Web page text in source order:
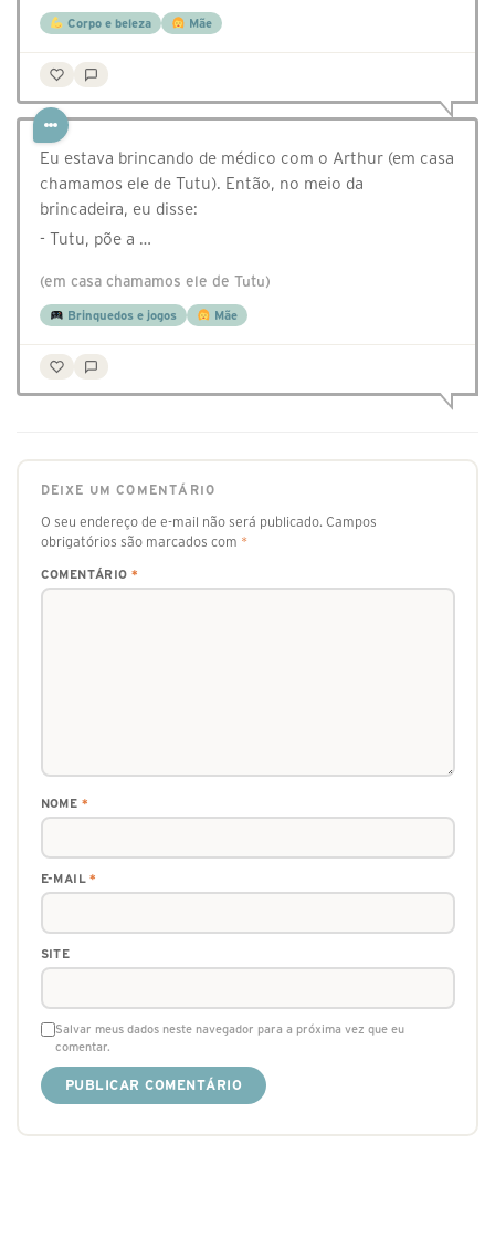
Corpo e beleza Mãe
Eu estava brincando de médico com o Arthur (em casa
chamamos ele de Tutu). Então, no meio da
brincadeira, eu disse:
- Tutu, põe a …
(em casa chamamos ele de Tutu)
Brinquedos e jogos Mãe
DEIXE UM COMENTÁRIO
O seu endereço de e-mail não será publicado. Campos
obrigatórios são marcados com *
COMENTÁRIO *
NOME *
E-MAIL*
SITE
Salvar meus dados neste navegador para a próxima vez que eu
comentar.